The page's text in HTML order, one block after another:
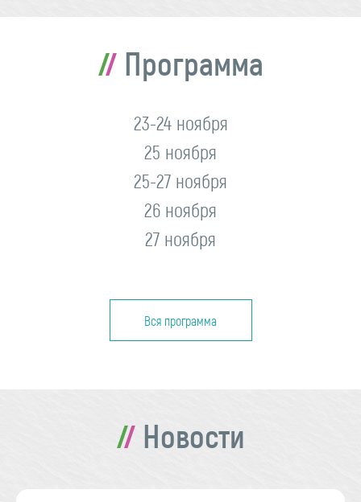
Программа
23-24 ноября
25 ноября
25-27 ноября
26 ноября
27 ноября
Вся программа
Новости